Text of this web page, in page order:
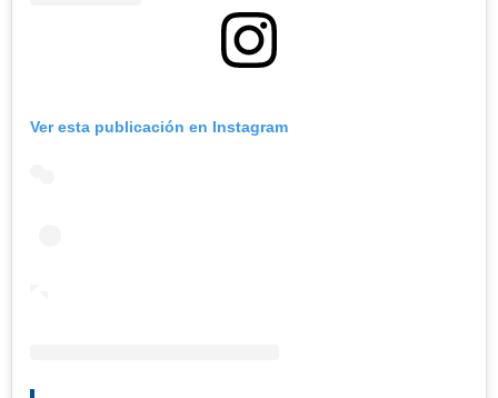
Ver esta publicación en Instagram